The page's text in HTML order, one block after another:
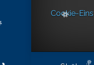
Cookie-